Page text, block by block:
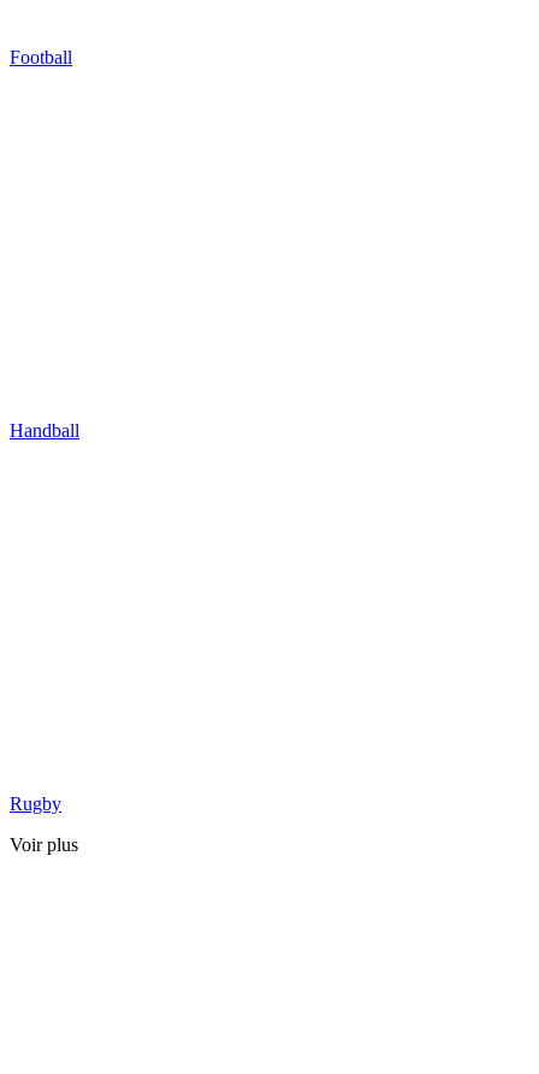
Football
Handball
Rugby
Voir plus